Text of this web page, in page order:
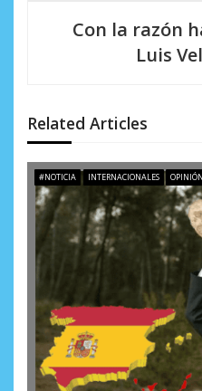
e
e
n
r
a
d
a
Con la razón
Luis
Related Articles
#NOTICIA INTERNACIONALES OPINIÓN